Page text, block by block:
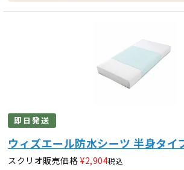
即日発送
ウィズエール防水シーツ 半身タイ
スクリオ販売価格 ¥2,904税込